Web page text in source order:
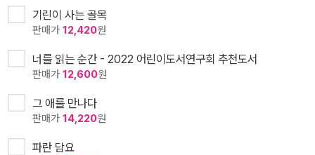
기린이 사는 골목
판매가 12,420원
너를 읽는 순간 - 2022 어린이도서연구회 추천도서
판매가 12,600원
그 애를 만나다
판매가 14,220원
파란 담요